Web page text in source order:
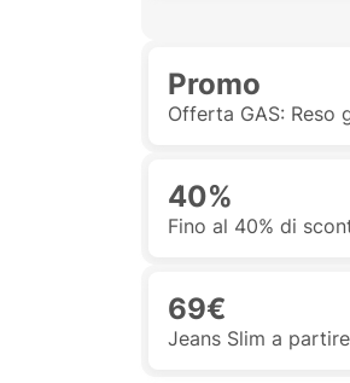
Promo
Offerta GAS:
40%
Fino al 40% di
69€
Jeans Slim a